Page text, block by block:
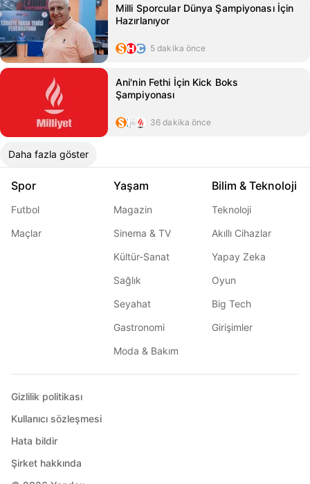
Milli Sporcular Dünya Şampiyonası İçin
Hazırlanıyor
5 dakika önce
Ani'nin Fethi İçin Kick Boks
Şampiyonası
36 dakika önce
Daha fazla göster
Spor
Futbol
Maçlar
Yaşam
Magazin
Sinema & TV
Kültür-Sanat
Sağlık
Seyahat
Gastronomi
Moda & Bakım
Bilim & Teknoloji
Teknoloji
Akıllı Cihazlar
Yapay Zeka
Oyun
Big Tech
Girişimler
Gizlilik politikası
Kullanıcı sözleşmesi
Hata bildir
Şirket hakkında